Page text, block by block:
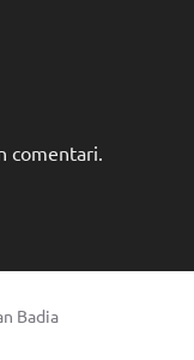
comentari.
Badia